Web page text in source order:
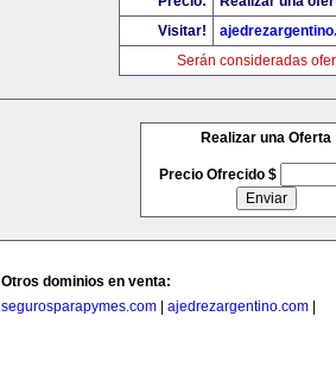
Visitar!
Serán consideradas
Realizar una Oferta
Precio Ofrecido $
Otros dominios en venta:
segurosparapymes.com
ajedrezargentino.com